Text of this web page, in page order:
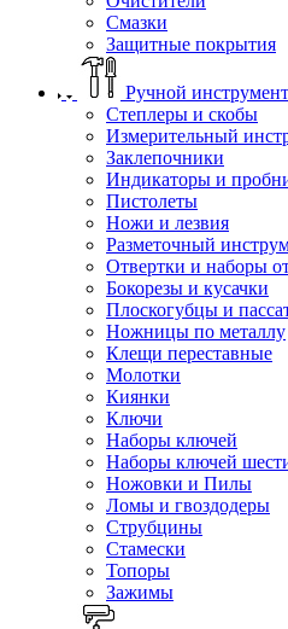
Смазки
Защитные покрытия
Ручной инструмент
Степлеры и скобы
Измерительный
Заклепочники
Индикаторы и
Пистолеты
Ножи и лезвия
Разметочный
Отвертки и наборы
Бокорезы и кусачки
Плоскогубцы и
Ножницы по металлу
Клещи переставные
Молотки
Киянки
Ключи
Наборы ключей
Наборы ключей
Ножовки и Пилы
Ломы и гвоздодеры
Струбцины
Стамески
Топоры
Зажимы